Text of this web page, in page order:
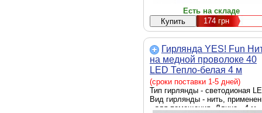
Есть на складе
174грн
Гирлянда YES! Fun
на медной проволоке 40
LED Тепло-белая 4 м
Статичная На батарейках
(975027)
(сроки поставки 1-5 дней)
Тип гирлянды - светодионая
Вид гирлянды - нить,
- для помещения, Длина - 4 м